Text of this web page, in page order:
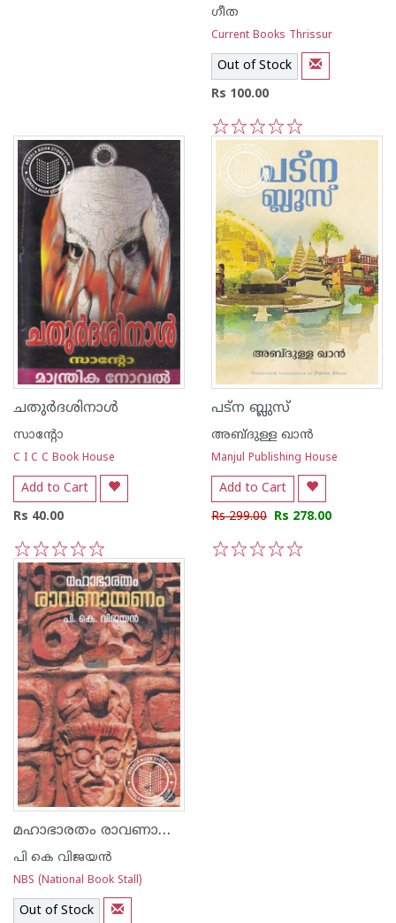
ഗീത
Current Books Thrissur
Out of Stock
Rs 100.00
5
4
3
2
1
ചതുര്‍ദശിനാള്‍
സാന്റോ
C I C C Book House
Add to Cart
Rs 40.00
5
4
3
2
1
പട്ന ബ്ലുസ്
അബ്ദുള്ള ഖാന്‍
Manjul Publishing House
Add to Cart
Rs 299.00 Rs 278.00
മഹാഭാരതം രാവണായണം
പി കെ വിജയന്‍
NBS (National Book Stall)
Out of Stock